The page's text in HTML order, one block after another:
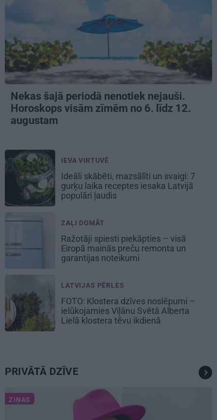
Nekas šajā periodā nenotiek nejauši.
Horoskops visām zīmēm no 6. līdz 12.
augustam
IEVA VIRTUVĒ
Ideāli skābēti, mazsālīti un svaigi: 7
gurķu laika receptes iesaka Latvijā
populāri ļaudis
ZAĻI DOMĀT
Ražotāji spiesti piekāpties – visā
Eiropā mainās preču remonta un
garantijas noteikumi
LATVIJAS PĒRLES
FOTO: Klostera dzīves noslēpumi –
ielūkojamies Viļānu Svētā Alberta
Lielā klostera tēvu ikdienā
PRIVĀTĀ DZĪVE
ZIŅAS